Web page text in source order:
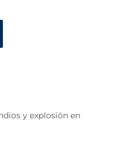
y explosión en